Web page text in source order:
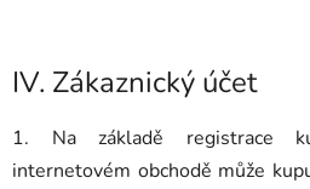
IV. Zákaznický účet
1. Na základě registrace
internetovém obchodě může